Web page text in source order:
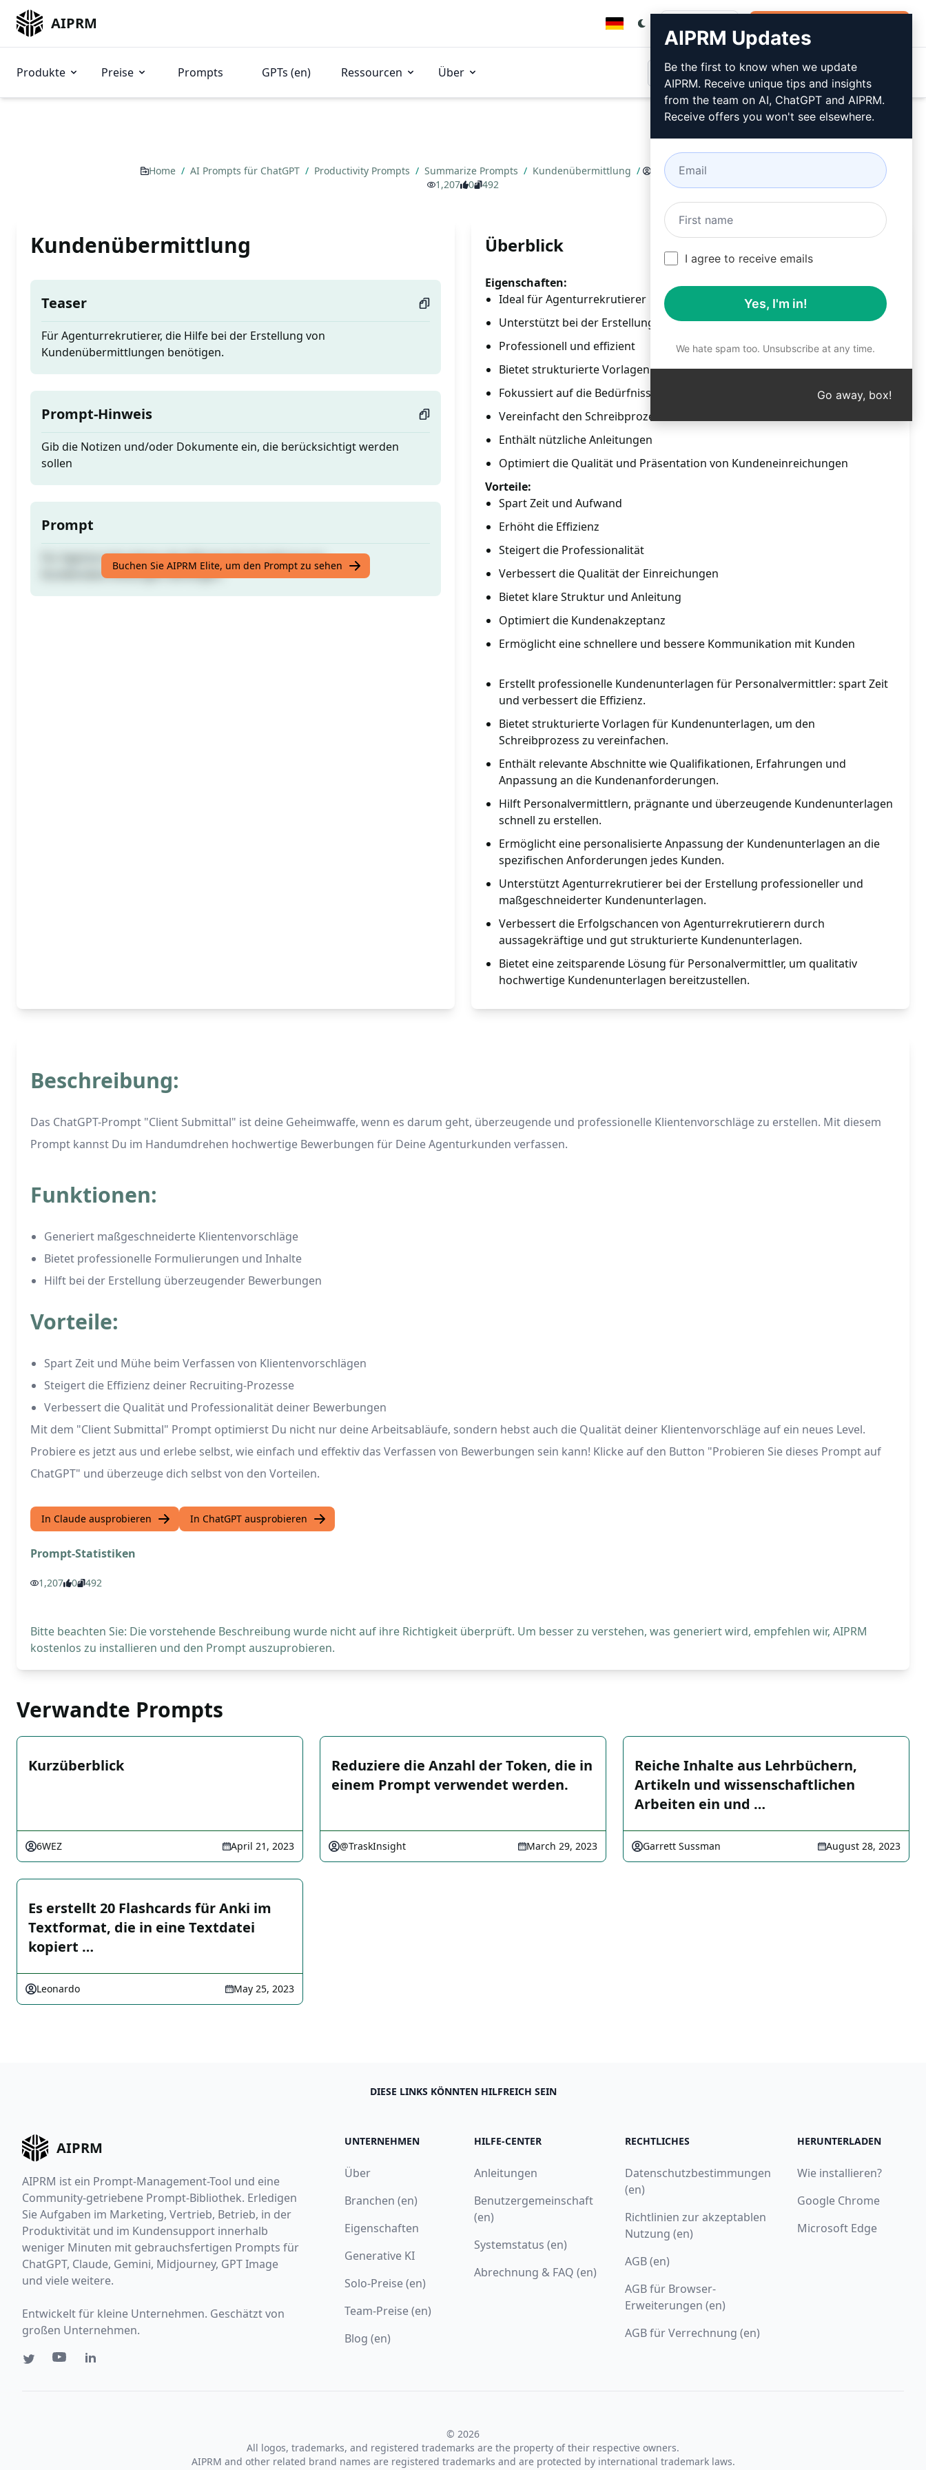
AIPRM
Produkte Preise Prompts GPTs (en) Ressourcen Über
Home / AI Prompts für ChatGPT / Productivity Prompts / Summarize Prompts / Kundenübermittlung / Jen Fitzke
February 21, 2023
1,207
0 492
Kundenübermittlung
Teaser
Für Agenturrekrutierer, die Hilfe bei der Erstellung von
Kundenübermittlungen benötigen.
Prompt-Hinweis
Gib die Notizen und/oder Dokumente ein, die berücksichtigt werden
sollen
Prompt
Für Agenturrekrutierer, die Hilfe bei der Erstellung von
Kundenübermittlungen benötigen.
Buchen Sie AIPRM Elite, um den Prompt zu sehen
Überblick
Eigenschaften:
Ideal für Agenturrekrutierer
Unterstützt bei der Erstellung von Kundeneinreichungen
Professionell und effizient
Bietet strukturierte Vorlagen
Fokussiert auf die Bedürfnisse von Agenturen
Vereinfacht den Schreibprozess
Enthält nützliche Anleitungen
Optimiert die Qualität und Präsentation von Kundeneinreichungen
Vorteile:
Spart Zeit und Aufwand
Erhöht die Effizienz
Steigert die Professionalität
Verbessert die Qualität der Einreichungen
Bietet klare Struktur und Anleitung
Optimiert die Kundenakzeptanz
Ermöglicht eine schnellere und bessere Kommunikation mit Kunden
Erstellt professionelle Kundenunterlagen für Personalvermittler: spart Zeit
und verbessert die Effizienz.
Bietet strukturierte Vorlagen für Kundenunterlagen, um den
Schreibprozess zu vereinfachen.
Enthält relevante Abschnitte wie Qualifikationen, Erfahrungen und
Anpassung an die Kundenanforderungen.
Hilft Personalvermittlern, prägnante und überzeugende Kundenunterlagen
schnell zu erstellen.
Ermöglicht eine personalisierte Anpassung der Kundenunterlagen an die
spezifischen Anforderungen jedes Kunden.
Unterstützt Agenturrekrutierer bei der Erstellung professioneller und
maßgeschneiderter Kundenunterlagen.
Verbessert die Erfolgschancen von Agenturrekrutierern durch
aussagekräftige und gut strukturierte Kundenunterlagen.
Bietet eine zeitsparende Lösung für Personalvermittler, um qualitativ
hochwertige Kundenunterlagen bereitzustellen.
Beschreibung:
Das ChatGPT-Prompt "Client Submittal" ist deine Geheimwaffe, wenn es darum geht, überzeugende und professionelle Klientenvorschläge zu erstellen. Mit diesem
Prompt kannst Du im Handumdrehen hochwertige Bewerbungen für Deine Agenturkunden verfassen.
Funktionen:
Generiert maßgeschneiderte Klientenvorschläge
Bietet professionelle Formulierungen und Inhalte
Hilft bei der Erstellung überzeugender Bewerbungen
Vorteile:
Spart Zeit und Mühe beim Verfassen von Klientenvorschlägen
Steigert die Effizienz deiner Recruiting-Prozesse
Verbessert die Qualität und Professionalität deiner Bewerbungen
Mit dem "Client Submittal" Prompt optimierst Du nicht nur deine Arbeitsabläufe, sondern hebst auch die Qualität deiner Klientenvorschläge auf ein neues Level.
Probiere es jetzt aus und erlebe selbst, wie einfach und effektiv das Verfassen von Bewerbungen sein kann! Klicke auf den Button "Probieren Sie dieses Prompt auf
ChatGPT" und überzeuge dich selbst von den Vorteilen.
In Claude ausprobieren In ChatGPT ausprobieren
Prompt-Statistiken
1,207 0 492
Bitte beachten Sie: Die vorstehende Beschreibung wurde nicht auf ihre Richtigkeit überprüft. Um besser zu verstehen, was generiert wird, empfehlen wir, AIPRM
kostenlos zu installieren und den Prompt auszuprobieren.
Verwandte Prompts
Kurzüberblick
6WEZ April 21, 2023
Reduziere die Anzahl der Token, die in
einem Prompt verwendet werden.
@TraskInsight March 29, 2023
Reiche Inhalte aus Lehrbüchern,
Artikeln und wissenschaftlichen
Arbeiten ein und …
Garrett Sussman August 28, 2023
Es erstellt 20 Flashcards für Anki im
Textformat, die in eine Textdatei
kopiert …
Leonardo May 25, 2023
DIESE LINKS KÖNNTEN HILFREICH SEIN
AIPRM
AIPRM ist ein Prompt-Management-Tool und eine
Community-getriebene Prompt-Bibliothek. Erledigen
Sie Aufgaben im Marketing, Vertrieb, Betrieb, in der
Produktivität und im Kundensupport innerhalb
weniger Minuten mit gebrauchsfertigen Prompts für
ChatGPT, Claude, Gemini, Midjourney, GPT Image
und viele weitere.
Entwickelt für kleine Unternehmen. Geschätzt von
großen Unternehmen.
UNTERNEHMEN
Über
Branchen (en)
Eigenschaften
Generative KI
Solo-Preise (en)
Team-Preise (en)
Blog (en)
HILFE-CENTER
Anleitungen
Benutzergemeinschaft
(en)
Systemstatus (en)
Abrechnung & FAQ (en)
RECHTLICHES
Datenschutzbestimmungen
(en)
Richtlinien zur akzeptablen
Nutzung (en)
AGB (en)
AGB für Browser-
Erweiterungen (en)
AGB für Verrechnung (en)
HERUNTERLADEN
Wie installieren?
Google Chrome
Microsoft Edge
© 2026
All logos, trademarks, and registered trademarks are the property of their respective owners.
AIPRM and other related brand names are registered trademarks and are protected by international trademark laws.
AIPRM Updates
Be the first to know when we update
AIPRM. Receive unique tips and insights
from the team on AI, ChatGPT and AIPRM.
Receive offers you won't see elsewhere.
I agree to receive emails
Yes, I'm in!
We hate spam too. Unsubscribe at any time.
Go away, box!